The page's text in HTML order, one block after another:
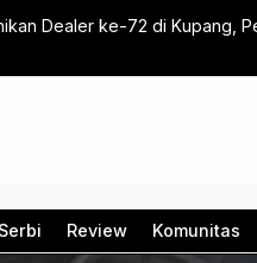
Dealer ke-72 di Kupang,
Review Komunitas